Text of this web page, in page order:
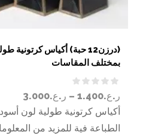
(درزن12 حبة) أكياس
بمختلف المقاسات
ر.ع.1.400
– ر.ع.3.000
أكياس كرتونية طولية لون
الطباعة فية للمزيد من